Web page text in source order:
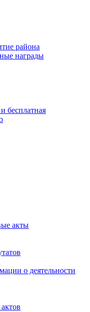
района
награды
бесплатная
акты
о деятельности